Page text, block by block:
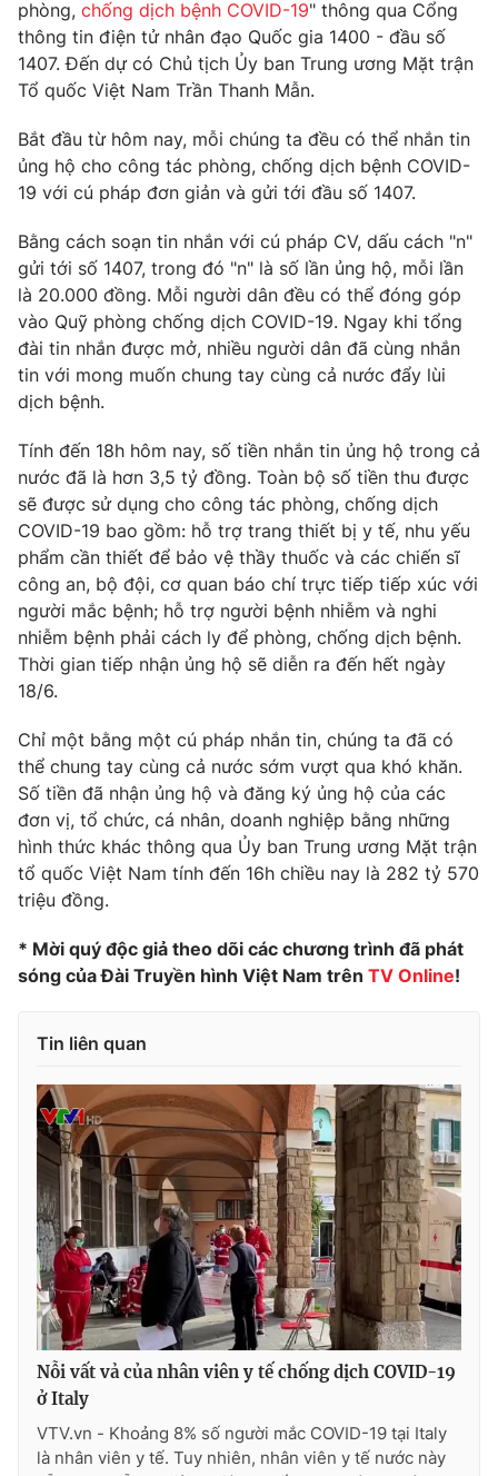
Hậu trường
Nhân vật
Giải sao mai
Giải trí
Điện ảnh
Âm nhạc
Sao
Đời sống
Làm đẹp
Chất lượng cuộc sống
Giáo dục
Tuyển sinh
Công nghệ
Hitech Công nghệ tương lai
Sản phẩm
Thị trường
Tư vấn
Giao lưu trực tuyến
Lịch phát sóng
Chuyên mục khác
Emagazine Podcast
Photo Infographic
Video Shorts video
VTV Money VTV Thể thao
Thị trường 24h Tấm lòng Việt
VTV4 Vươn mình bằng AI
VTV9
Liên hệ tòa soạn English
THỜI BÁO VTV
Theo dõi báo trên
Cơ quan chủ quản:
Đài Truyền hình Việt Nam
Cơ quan báo chí: Thời báo VTV
Giấy phép hoạt động báo in và báo điện tử số 483/GP-BTTTT
cấp ngày 29/12/2023
Tổng Biên tập:Vũ Thanh Thủy
Phó Tổng Biên tập:
Nguyễn Trọng Ninh
Tổng đài VTV:024.38 355 931 - 024.38 355 932
phòng, chống dịch bệnh COVID-19" thông qua Cổng
thông tin điện tử nhân đạo Quốc gia 1400 - đầu số
1407. Đến dự có Chủ tịch Ủy ban Trung ương Mặt trận
Tổ quốc Việt Nam Trần Thanh Mẫn.
Bắt đầu từ hôm nay, mỗi chúng ta đều có thể nhắn tin
ủng hộ cho công tác phòng, chống dịch bệnh COVID-
19 với cú pháp đơn giản và gửi tới đầu số 1407.
Bằng cách soạn tin nhắn với cú pháp CV, dấu cách "n"
gửi tới số 1407, trong đó "n" là số lần ủng hộ, mỗi lần
là 20.000 đồng. Mỗi người dân đều có thể đóng góp
vào Quỹ phòng chống dịch COVID-19. Ngay khi tổng
đài tin nhắn được mở, nhiều người dân đã cùng nhắn
tin với mong muốn chung tay cùng cả nước đẩy lùi
dịch bệnh.
Tính đến 18h hôm nay, số tiền nhắn tin ủng hộ trong cả
nước đã là hơn 3,5 tỷ đồng. Toàn bộ số tiền thu được
sẽ được sử dụng cho công tác phòng, chống dịch
COVID-19 bao gồm: hỗ trợ trang thiết bị y tế, nhu yếu
phẩm cần thiết để bảo vệ thầy thuốc và các chiến sĩ
công an, bộ đội, cơ quan báo chí trực tiếp tiếp xúc với
người mắc bệnh; hỗ trợ người bệnh nhiễm và nghi
nhiễm bệnh phải cách ly để phòng, chống dịch bệnh.
Thời gian tiếp nhận ủng hộ sẽ diễn ra đến hết ngày
18/6.
Chỉ một bằng một cú pháp nhắn tin, chúng ta đã có
thể chung tay cùng cả nước sớm vượt qua khó khăn.
Số tiền đã nhận ủng hộ và đăng ký ủng hộ của các
đơn vị, tổ chức, cá nhân, doanh nghiệp bằng những
hình thức khác thông qua Ủy ban Trung ương Mặt trận
tổ quốc Việt Nam tính đến 16h chiều nay là 282 tỷ 570
triệu đồng.
* Mời quý độc giả theo dõi các chương trình đã phát
sóng của Đài Truyền hình Việt Nam trên TV Online!
Tin liên quan
Nỗi vất vả của nhân viên y tế chống dịch COVID-19
ở Italy
VTV.vn - Khoảng 8% số người mắc COVID-19 tại Italy
là nhân viên y tế. Tuy nhiên, nhân viên y tế nước này